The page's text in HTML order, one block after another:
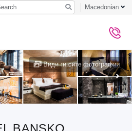
Macedonian
Види ги сите фотографии
BANSKO